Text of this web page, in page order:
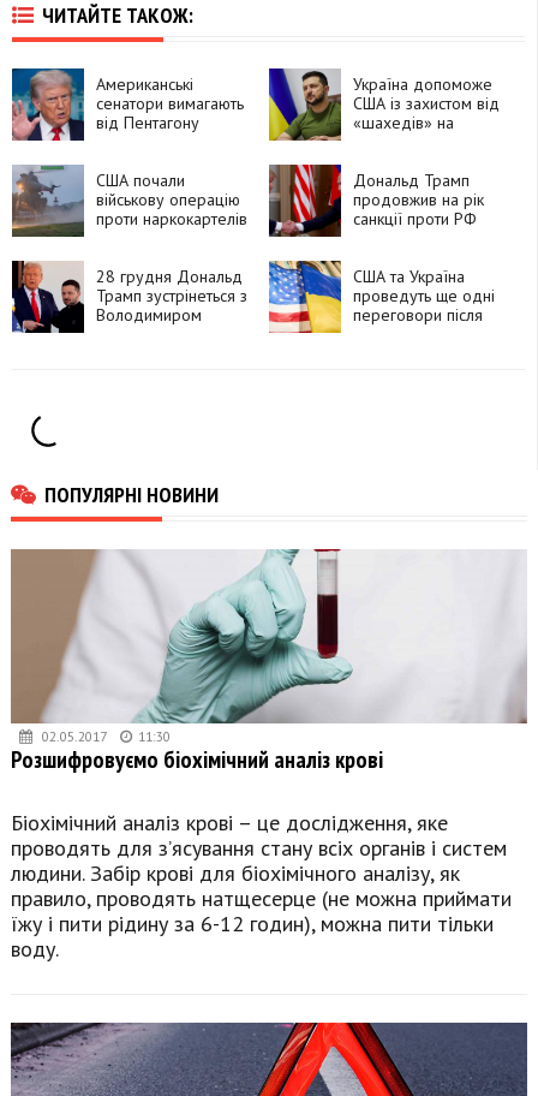
ЧИТАЙТЕ ТАКОЖ:
Американські
сенатори вимагають
від Пентагону
400 мільйонів
доларів
Україна допоможе
США із захистом від
«шахедів» на
США почали
військову операцію
проти наркокартелів
Дональд Трамп
продовжив на рік
санкції проти РФ
28 грудня Дональд
Трамп зустрінеться з
Володимиром
США та Україна
проведуть ще одні
переговори після
ПОПУЛЯРНІ НОВИНИ
02.05.2017 11:30
Розшифровуємо біохімічний аналіз крові
Біохімічний аналіз крові – це дослідження, яке
проводять для з’ясування стану всіх органів і систем
людини. Забір крові для біохімічного аналізу, як
правило, проводять натщесерце (не можна приймати
їжу і пити рідину за 6-12 годин), можна пити тільки
воду.